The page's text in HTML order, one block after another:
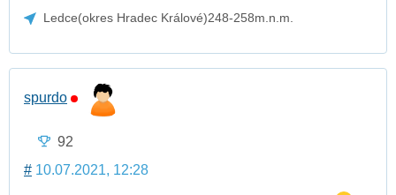
Ledce(okres Hradec Králové)248-258m.n.m.
spurdo
92
# 10.07.2021, 12:28